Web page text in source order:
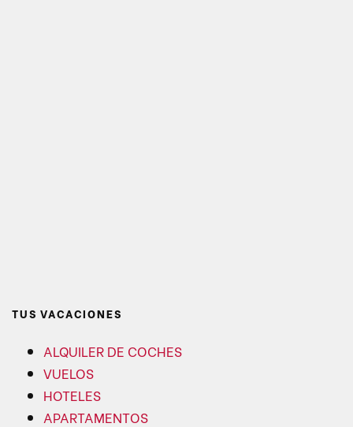
TUS VACACIONES
ALQUILER DE COCHES
VUELOS
HOTELES
APARTAMENTOS